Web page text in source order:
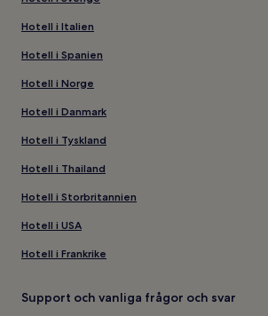
Hotell i Italien
Hotell i Spanien
Hotell i Norge
Hotell i Danmark
Hotell i Tyskland
Hotell i Thailand
Hotell i Storbritannien
Hotell i USA
Hotell i Frankrike
Support och vanliga frågor och svar